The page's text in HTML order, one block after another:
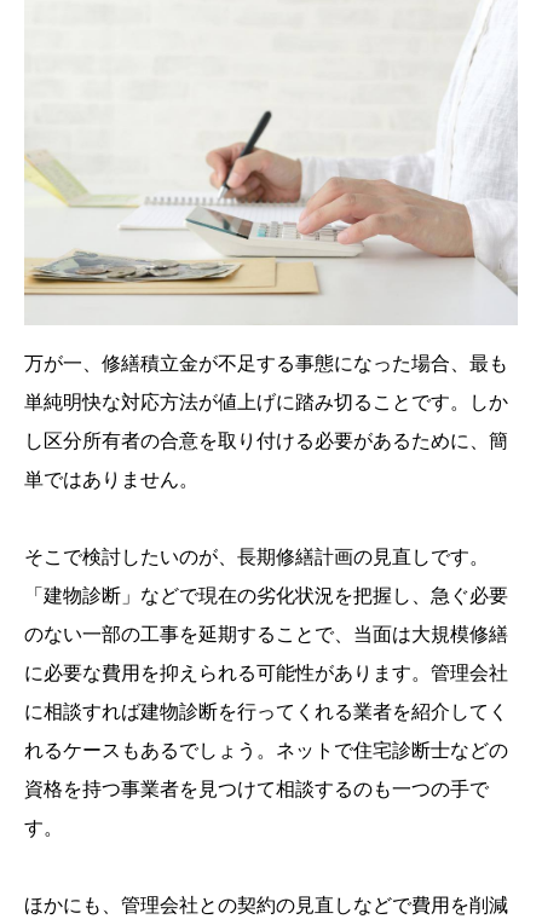
万が一、修繕積立金が不足する事態になった場合、最も
単純明快な対応方法が値上げに踏み切ることです。しか
し区分所有者の合意を取り付ける必要があるために、簡
単ではありません。
そこで検討したいのが、長期修繕計画の見直しです。
「建物診断」などで現在の劣化状況を把握し、急ぐ必要
のない一部の工事を延期することで、当面は大規模修繕
に必要な費用を抑えられる可能性があります。管理会社
に相談すれば建物診断を行ってくれる業者を紹介してく
れるケースもあるでしょう。ネットで住宅診断士などの
資格を持つ事業者を見つけて相談するのも一つの手で
す。
ほかにも、管理会社との契約の見直しなどで費用を削減